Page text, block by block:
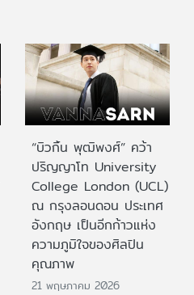
“บิวกิ้น พุฒิพงศ์” คว้า
ปริญญาโท University
College London (UCL)
ณ กรุงลอนดอน ประเทศ
อังกฤษ เป็นอีกก้าวแห่ง
ความภูมิใจของศิลปิน
คุณภาพ
21 พฤษภาคม 2026